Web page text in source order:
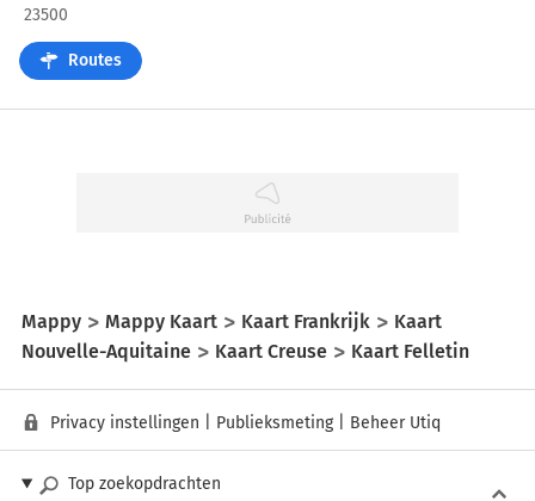
23500
Routes
Mappy Mappy Kaart Kaart Frankrijk
Kaart
Nouvelle-Aquitaine
Kaart Creuse Kaart Felletin
Privacy instellingen Publieksmeting| Beheer Utiq
Top zoekopdrachten